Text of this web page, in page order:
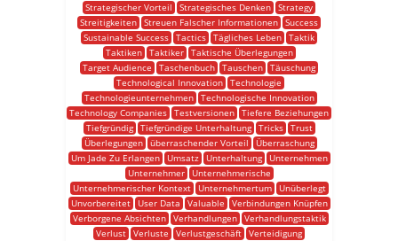
Strategischer Vorteil
Strategisches Denken Strategy
Streitigkeiten Streuen Falscher Informationen Success
Sustainable Success Tactics Tägliches Leben Taktik
Taktiken
Taktiker
Taktische Überlegungen
Target Audience
Taschenbuch Tauschen Täuschung
Technological Innovation Technologie
Technologieunternehmen
Technologische Innovation
Technology Companies Testversionen Tiefere Beziehungen
Tiefgründig
Tiefgründige Unterhaltung Tricks
Trust
Überlegungen
überraschender Vorteil
Überraschung
Um Jade Zu Erlangen
Umsatz Unterhaltung
Unternehmen
Unternehmer
Unternehmerische
Unternehmerischer Kontext
Unternehmertum
Unüberlegt
Unvorbereitet
User Data Valuable
Verbindungen Knüpfen
Verborgene Absichten
Verhandlungen
Verhandlungstaktik
Verlust Verluste Verlustgeschäft Verteidigung